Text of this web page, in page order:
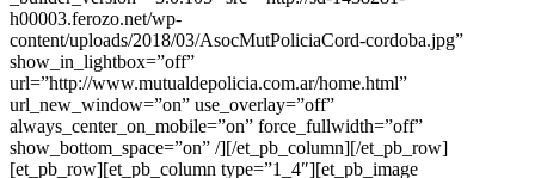
h00003.ferozo.net/wp-
content/uploads/2018/03/AsocMutPoliciaCord-cordoba.jpg”
show_in_lightbox=”off”
url=”http://www.mutualdepolicia.com.ar/home.html”
url_new_window=”on” use_overlay=”off”
always_center_on_mobile=”on” force_fullwidth=”off”
show_bottom_space=”on” /][/et_pb_column][/et_pb_row]
[et_pb_row][et_pb_column type=”1_4″][et_pb_image